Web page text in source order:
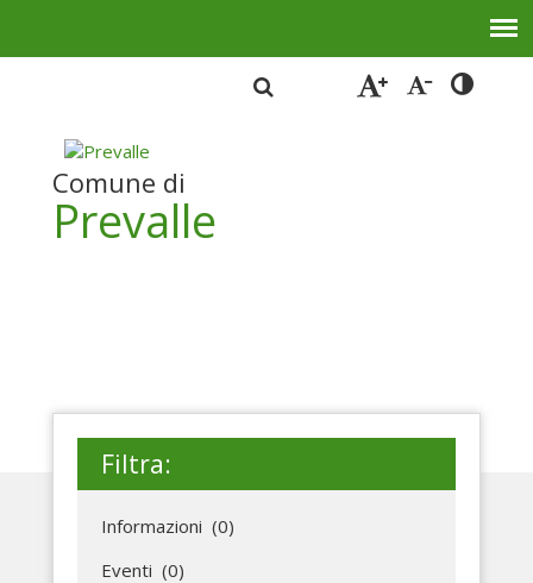
Comune di
Prevalle
Filtra:
Informazioni (0)
Eventi (0)